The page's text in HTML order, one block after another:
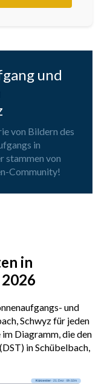
und
von Bildern des
in
stammen von
Community!
in
und
Schwyz für jeden
im Diagramm, die den
in Schübelbach,
Kürzester· 21. Dez · 8h 32m